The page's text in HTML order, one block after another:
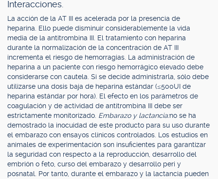
Interacciones.
La acción de la AT III es acelerada por la presencia de
heparina. Ello puede disminuir considerablemente la vida
media de la antitrombina III. El tratamiento con heparina
durante la normalización de la concentración de AT III
incrementa el riesgo de hemorragias. La administración de
heparina a un paciente con riesgo hemorrágico elevado debe
considerarse con cautela. Si se decide administrarla, sólo debe
utilizarse una dosis baja de heparina estándar (≤500UI de
heparina estándar por hora). El efecto en los parámetros de
coagulación y de actividad de antitrombina III debe ser
estrictamente monitorizado. Embarazo y lactancia:no se ha
demostrado la inocuidad de este producto para su uso durante
el embarazo con ensayos clínicos controlados. Los estudios en
animales de experimentación son insuficientes para garantizar
la seguridad con respecto a la reproducción, desarrollo del
embrión o feto, curso del embarazo y desarrollo peri y
posnatal. Por tanto, durante el embarazo y la lactancia pueden